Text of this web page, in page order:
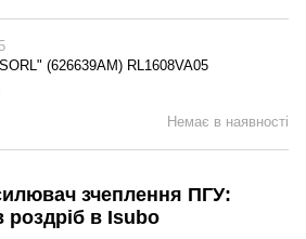
(626639AM) RL1608VA05
Немає в наявності
зчеплення ПГУ:
роздріб в Isubo